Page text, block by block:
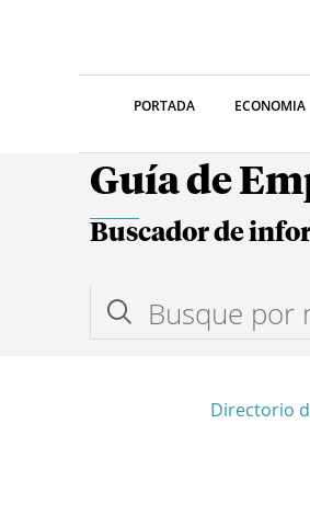
PORTADA ECONOMIA
Guía de
Buscador de
Directorio